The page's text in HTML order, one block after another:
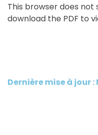
This browser does not
download the PDF to
Dernière mise à jour :